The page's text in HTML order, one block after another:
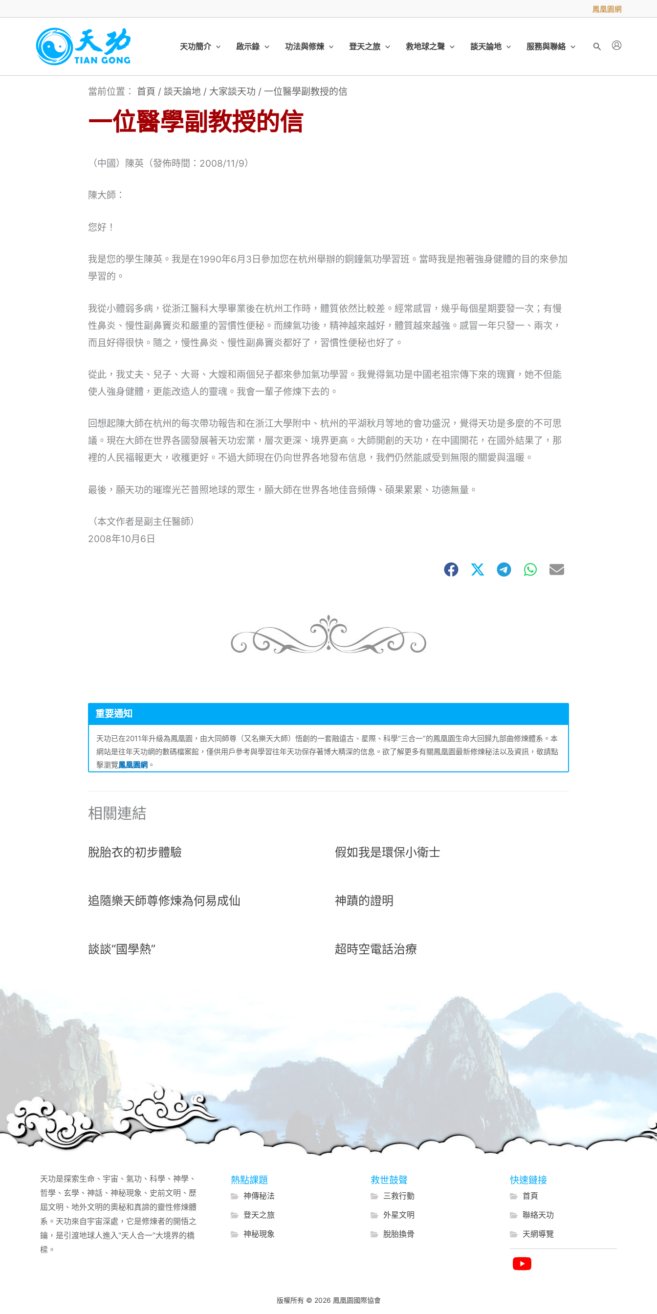
內
鳳凰園網
天功簡介 啟示錄 功法與修煉 登天之旅 救地球之聲 談天論地 服務與聯絡
搜
當前位置： 首頁 / 談天論地 / 大家談天功 / 一位醫學副教授的信
一位醫學副教授的信
（中國）陳英（發佈時間：2008/11/9）
陳大師：
您好！
我是您的學生陳英。我是在1990年6月3日參加您在杭州舉辦的銅鐘氣功學習班。當時我是抱著強身健體的目的來參加
學習的。
我從小體弱多病，從浙江醫科大學畢業後在杭州工作時，體質依然比較差。經常感冒，幾乎每個星期要發一次；有慢
性鼻炎、慢性副鼻竇炎和嚴重的習慣性便秘。而練氣功後，精神越來越好，體質越來越強。感冒一年只發一、兩次，
而且好得很快。隨之，慢性鼻炎、慢性副鼻竇炎都好了，習慣性便秘也好了。
從此，我丈夫、兒子、大哥、大嫂和兩個兒子都來參加氣功學習。我覺得氣功是中國老祖宗傳下來的瑰寶，她不但能
使人強身健體，更能改造人的靈魂。我會一輩子修煉下去的。
回想起陳大師在杭州的每次帶功報告和在浙江大學附中、杭州的平湖秋月等地的會功盛況，覺得天功是多麼的不可思
議。現在大師在世界各國發展著天功宏業，層次更深、境界更高。大師開創的天功，在中國開花，在國外結果了，那
裡的人民福報更大，收穫更好。不過大師現在仍向世界各地發布信息，我們仍然能感受到無限的關愛與溫暖。
最後，願天功的璀璨光芒普照地球的眾生，願大師在世界各地佳音頻傳、碩果累累、功德無量。
（本文作者是副主任醫師）
2008年10月6日
重要通知
天功已在2011年升級為鳳凰園，由大同師尊（又名樂天大師）悟創的一套融遠古、星際、科學“三合一”的鳳凰園生命大回歸九部曲修煉體系。本
網站是往年天功網的數碼檔案館，僅供用戶參考與學習往年天功保存著博大精深的信息。欲了解更多有關鳳凰園最新修煉秘法以及資訊，敬請點
擊瀏覽鳳凰園網 。
相關連結
脫胎衣的初步體驗 假如我是環保小衛士
追隨樂天師尊修煉為何易成仙 神蹟的證明
談談“國學熱” 超時空電話治療
天功是探索生命、宇宙、氣功、科學、神學、
哲學、玄學、神話、神秘現象、史前文明、歷
屆文明、地外文明的奧秘和真諦的靈性修煉體
系。天功來自宇宙深處，它是修煉者的開悟之
鑰，是引渡地球人進入“天人合一”大境界的橋
樑。
熱點課題
神傳秘法
登天之旅
神秘現象
救世鼓聲
三救行動
外星文明
脫胎換骨
快速鏈接
首頁
聯絡天功
天網導覽
版權所有 © 2026 鳳凰園國際協會